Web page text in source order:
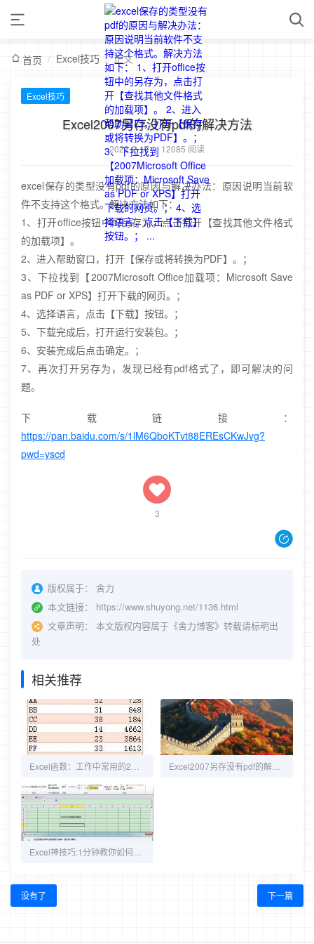
首页 / Excel技巧 / 正文
Excel技巧
Excel2007另存没有pdf的解决方法
2023-2-17 / 12085 阅读
excel保存的类型没有pdf的原因与解决办法：原因说明当前软
件不支持这个格式。解决方法如下：
1、打开office按钮中的另存为，点击打开【查找其他文件格式
的加载项】。
2、进入帮助窗口，打开【保存或将转换为PDF】。；
3、下拉找到【2007Microsoft Office加载项：Microsoft Save
as PDF or XPS】打开下载的网页。；
4、选择语言，点击【下载】按钮。；
5、下载完成后，打开运行安装包。；
6、安装完成后点击确定。；
7、再次打开另存为，发现已经有pdf格式了，即可解决的问
题。
下载链接：
https://pan.baidu.com/s/1lM6QboKTvt88EREsCKwJvg?
pwd=yscd
3
版权属于：
舍力
本文链接：
https://www.shuyong.net/1136.html
文章声明：
本文版权内容属于《舍力博客》转载请标明出
处
相关推荐
没有了 下一篇